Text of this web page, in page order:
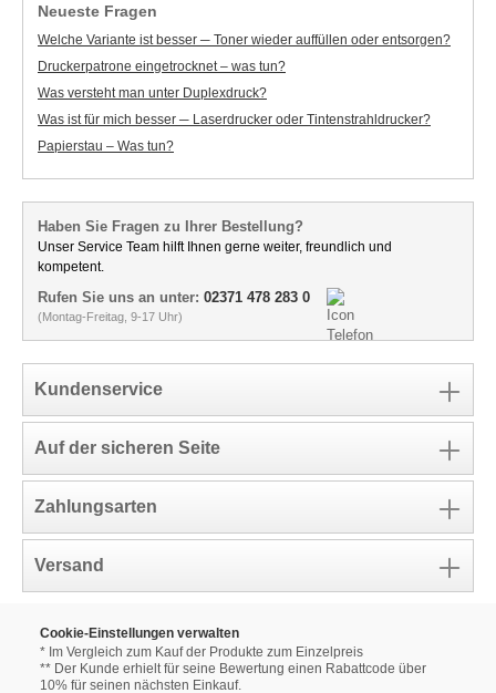
Neueste Fragen
Welche Variante ist besser ─ Toner wieder auffüllen oder entsorgen?
Druckerpatrone eingetrocknet – was tun?
Was versteht man unter Duplexdruck?
Was ist für mich besser ─ Laserdrucker oder Tintenstrahldrucker?
Papierstau – Was tun?
Haben Sie Fragen zu Ihrer Bestellung?
Unser Service Team hilft Ihnen gerne weiter, freundlich und
kompetent.
Rufen Sie uns an unter: 02371 478 283 0
(Montag-Freitag, 9-17 Uhr)
Kundenservice
Auf der sicheren Seite
Zahlungsarten
Versand
Cookie-Einstellungen verwalten
* Im Vergleich zum Kauf der Produkte zum Einzelpreis
** Der Kunde erhielt für seine Bewertung einen Rabattcode über
10% für seinen nächsten Einkauf.